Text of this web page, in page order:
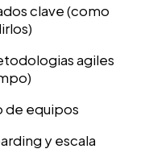
clave (como
agiles
de equipos
y escala